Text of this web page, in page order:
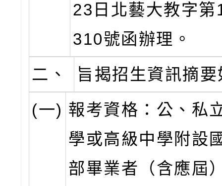
23日北藝大教字
310號函辦理。
二、
旨揭招生資訊摘
(一) 報考資格：公、私
學或高級中學附設
部畢業者（含應屆